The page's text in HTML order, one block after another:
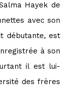
Hayek de
avec son
débutante, est
à son
il est lui-
des frères